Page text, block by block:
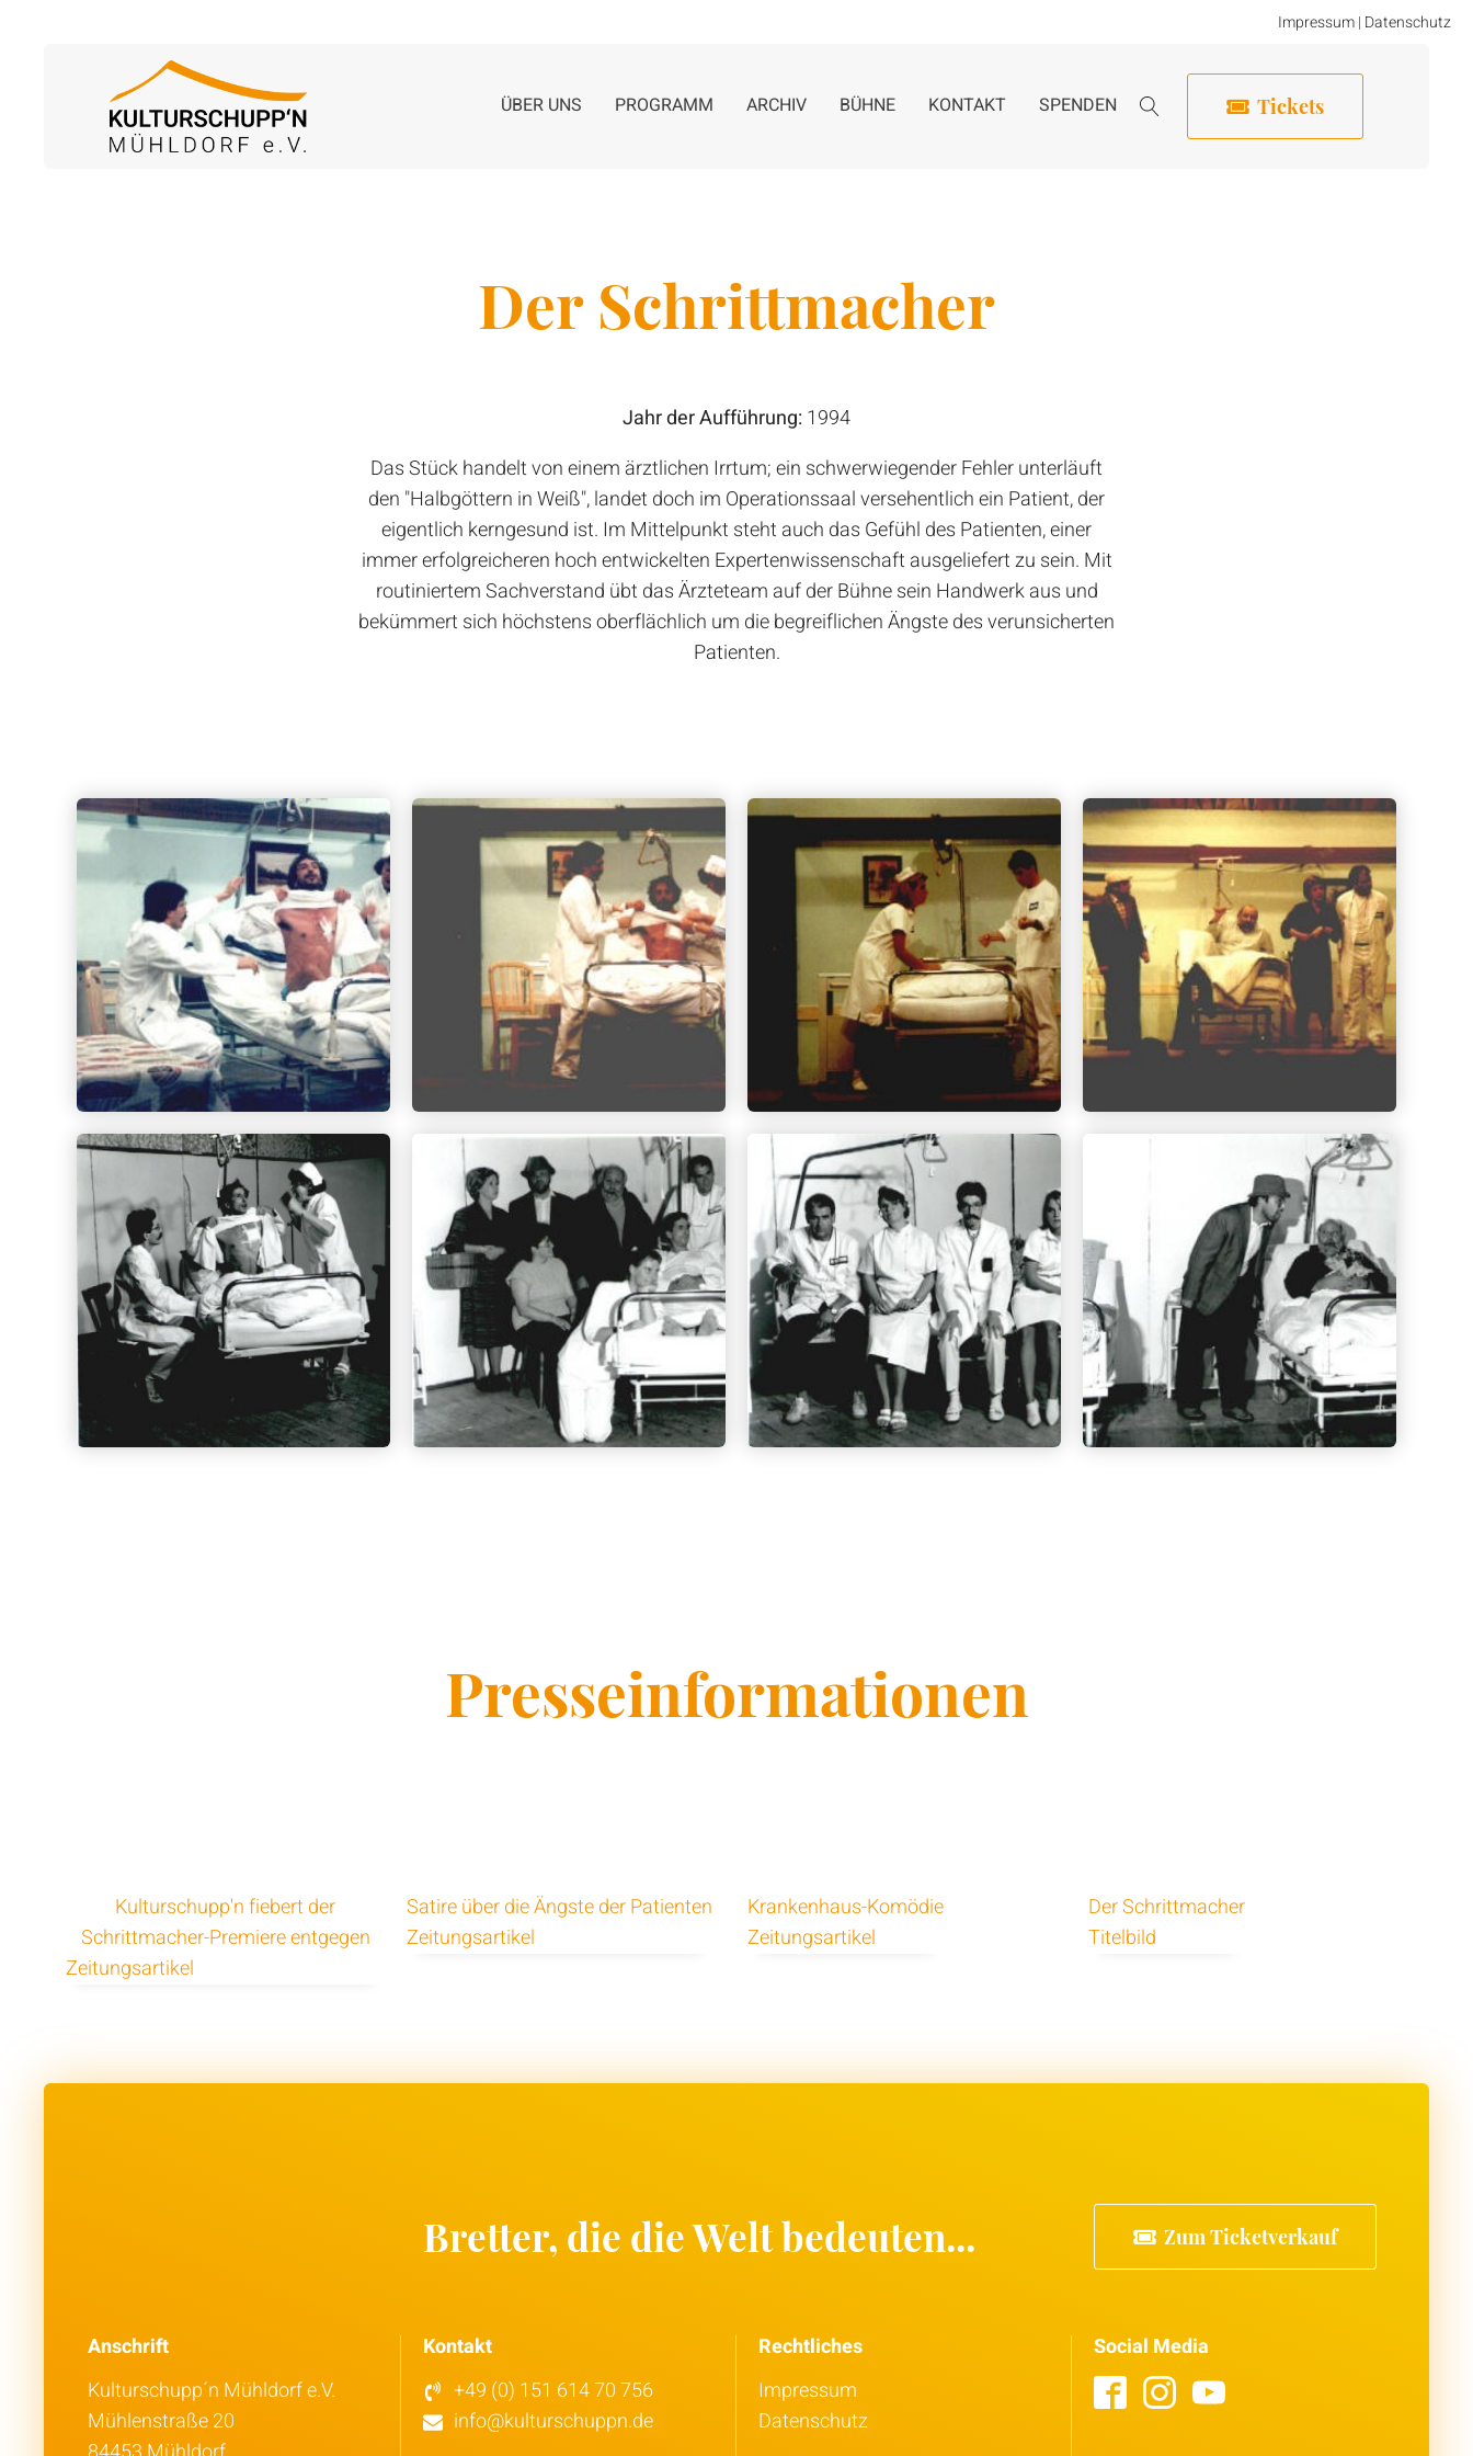
Impressum| Datenschutz
ÜBER UNS PROGRAMM ARCHIV BÜHNE KONTAKT SPENDEN Tickets
Der Schrittmacher
Jahr der Aufführung: 1994
Das Stück handelt von einem ärztlichen Irrtum; ein schwerwiegender Fehler unterläuft
den "Halbgöttern in Weiß", landet doch im Operationssaal versehentlich ein Patient, der
eigentlich kerngesund ist. Im Mittelpunkt steht auch das Gefühl des Patienten, einer
immer erfolgreicheren hoch entwickelten Expertenwissenschaft ausgeliefert zu sein. Mit
routiniertem Sachverstand übt das Ärzteteam auf der Bühne sein Handwerk aus und
bekümmert sich höchstens oberflächlich um die begreiflichen Ängste des verunsicherten
Patienten.
Presseinformationen
Kulturschupp'n fiebert der
Schrittmacher-Premiere entgegen
Zeitungsartikel
Satire über die Ängste der Patienten
Zeitungsartikel
Krankenhaus-Komödie
Zeitungsartikel
Der Schrittmacher
Titelbild
Bretter, die die Welt bedeuten... Zum Ticketverkauf
Anschrift
Kulturschupp´n Mühldorf e.V.
Mühlenstraße 20
Kontakt
+49 (0) 151 614 70 756
info@kulturschuppn.de
Rechtliches
Impressum
Datenschutz
Social Media